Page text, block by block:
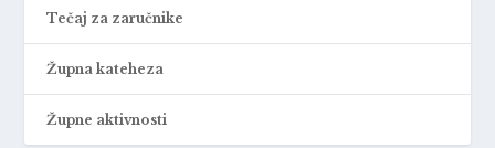
Tečaj za zaručnike
Župna kateheza
Župne aktivnosti